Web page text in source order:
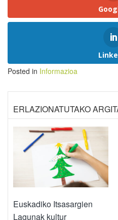
Posted in Informazioa
ERLAZIONATUTAKO
Euskadiko Itsasargien
Lagunak kultur